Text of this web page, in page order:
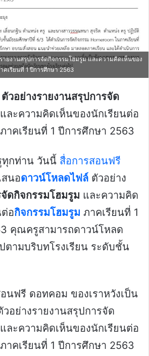
ยงานสรุปการจัดกิจกรรมโฮมรูม และความคิดเห็นของ
คเรียนที่ 1 ปีการศึกษา 2563
ตัวอย่างรายงานสรุปการจัด
และความคิดเห็นของนักเรียนต่อ
ภาคเรียนที่ 1 ปีการศึกษา 2563
กท่าน วันนี้ สื่อการสอนฟรี
สนอดาวน์โหลดไฟล์ ตัวอย่าง
ดกิจกรรมโฮมรูม และความคิด
อกิจกรรมโฮมรูม ภาคเรียนที่ 1
คุณครูสามารถดาวน์โหลด
ตามบริบทโรงเรียน ระดับชั้น
นฟรี ดอทคอม ของเราหวังเป็น
วอย่างรายงานสรุปการจัด
ละความคิดเห็นของนักเรียนต่อ
าคเรียนที่ 1 ปีการศึกษา 2563